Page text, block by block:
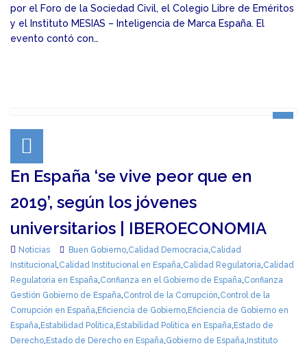
por el Foro de la Sociedad Civil, el Colegio Libre de Eméritos
y el Instituto MESIAS – Inteligencia de Marca España. El
evento contó con…
En España ‘se vive peor que en
2019’, según los jóvenes
universitarios | IBEROECONOMIA
Noticias Buen Gobierno,Calidad Democracia,Calidad
Institucional,Calidad Institucional en España,Calidad Regulatoria,Calidad
Regulatoria en España,Confianza en el Gobierno de España,Confianza
Gestión Gobierno de España,Control de la Corrupción,Control de la
Corrupción en España, Eficiencia de Gobierno, Eficiencia de Gobierno en
España, Estabilidad Política, Estabilidad Política en España, Estado de
Derecho, Estado de Derecho en España,Gobierno de España, Instituto